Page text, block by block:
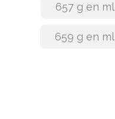
657 g en ml
659 g en ml